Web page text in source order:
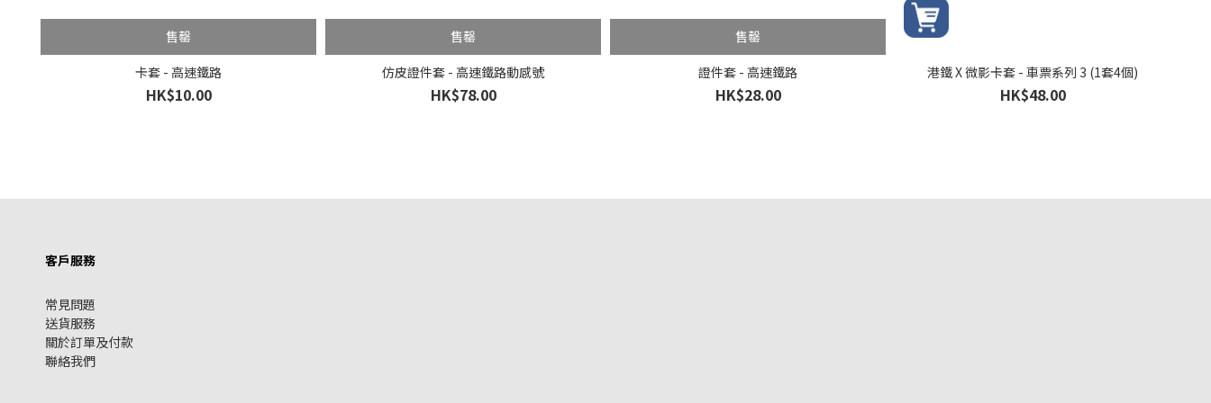
售罄
卡套 - 高速鐵路
HK$10.00
售罄
仿皮證件套 - 高速鐵路動感號
HK$78.00
售罄
證件套 - 高速鐵路
HK$28.00
港鐵 X 微影卡套 - 車票系列 3 (1套4個)
HK$48.00
客戶服務
常見問題
送貨服務
關於訂單及付款
聯絡我們